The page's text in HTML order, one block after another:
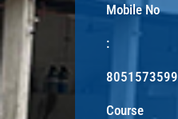
Mobile No
:
8051573599
Course